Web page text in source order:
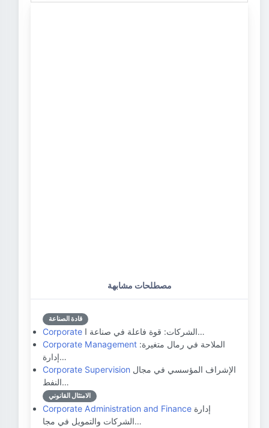
مصطلحات مشابهة
قادة الصناعة
Corporate
الشركات: قوة فاعلة في صناعة ا…
Corporate Management
إدارة…
Corporate Supervision
النفط…
الامتثال القانوني
Corporate Administration and Finance
الشركات والتمويل في مجا…